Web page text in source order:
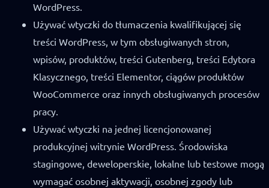
WordPress.
Używać wtyczki do tłumaczenia kwalifikującej się
treści WordPress, w tym obsługiwanych stron,
wpisów, produktów, treści Gutenberg, treści Edytora
Klasycznego, treści Elementor, ciągów produktów
WooCommerce oraz innych obsługiwanych procesów
pracy.
Używać wtyczki na jednej licencjonowanej
produkcyjnej witrynie WordPress. Środowiska
stagingowe, deweloperskie, lokalne lub testowe mogą
wymagać osobnej aktywacji, osobnej zgody lub